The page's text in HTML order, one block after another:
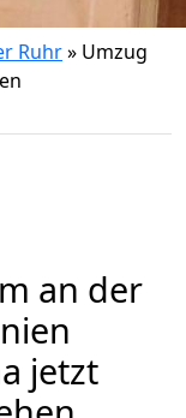
Ruhr» Umzug
an der
jetzt